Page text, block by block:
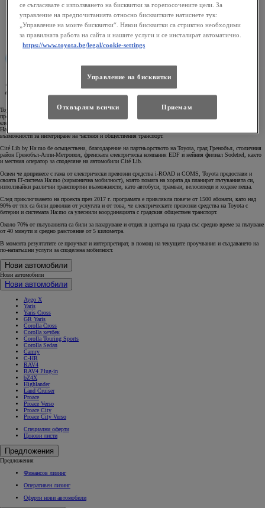
Toyota беше ключов участник в иновативно партньорство в Гренобъл, Франция за тестване на
предимствата на електрическите превозни средства с батерии в градски условия. Тя предостави
електрически автомобили с батерии и платформа за споделено ползване на автомобили на Cité Lib by
Ha:mo в рамките на структуриран тригодишен пилотен проект (2014-2017 г.) за проучване на нови
възможности за интегриране на частния и обществения транспорт.
Cité Lib by Ha:mo бе осъществена, благодарение на партньорството на Toyota, град Гренобъл, столичния
район Гренобъл-Алпи-Метропол, френската електрическа компания EDF и нейния филиал Sodetrel, както
и местния оператор за споделяне на автомобили Cité Lib.
Освен че допринесе с гама от електрически превозни средства i-ROAD и COMS, Toyota предостави и
своята IT-система Ha:mo (хармонична мобилност), която помага на хората да планират пътуванията си,
използвайки различни транспортни възможности, като автобуси, трамваи, велосипеди и ходене пеша.
След приключването на проекта през 2017 г. програмата е привлякла повече от 1500 абонати, като над
90% от тях са били доволни от услугата и от това, че електрическите превозни средства на Toyota с
батерии и системата Ha:mo са улеснили координацията с градския обществен транспорт.
Около 70% от пътуванията са били за пазаруване и отдих в центъра на града със средно време за пътуване
от 40 минути и средно разстояние от 5 километра.
В момента резултатите се проучват и интерпретират, в помощ на текущите проучвания и създаването на
по-нататъшни услуги за споделена мобилност.
Нови автомобили
Нови автомобили
Нови автомобили
Aygo X
Yaris
Yaris Cross
GR Yaris
Corolla Cross
Corolla хечбек
Corolla Touring Sports
Corolla Sedan
Camry
C-HR
RAV4
RAV4 Plug-in
bZ4X
Highlander
Land Cruiser
Proace
Proace Verso
Proace City
Proace City Verso
Специални оферти
Ценови листи
Предложения
Предложения
Финансов лизинг
Оперативен лизинг
Оферти нови автомобили
се съгласявате с използването на бисквитки за горепосочените цели. За
управление на предпочитанията относно бисквитките натиснете тук:
„Управление на моите бисквитки“. Някои бисквитки са стриктно необходими
за правилната работа на сайта и нашите услуги и се инсталират автоматично.
https://www.toyota.bg/legal/cookie-settings
Управление на бисквитки
Отхвърлям всички Приемам